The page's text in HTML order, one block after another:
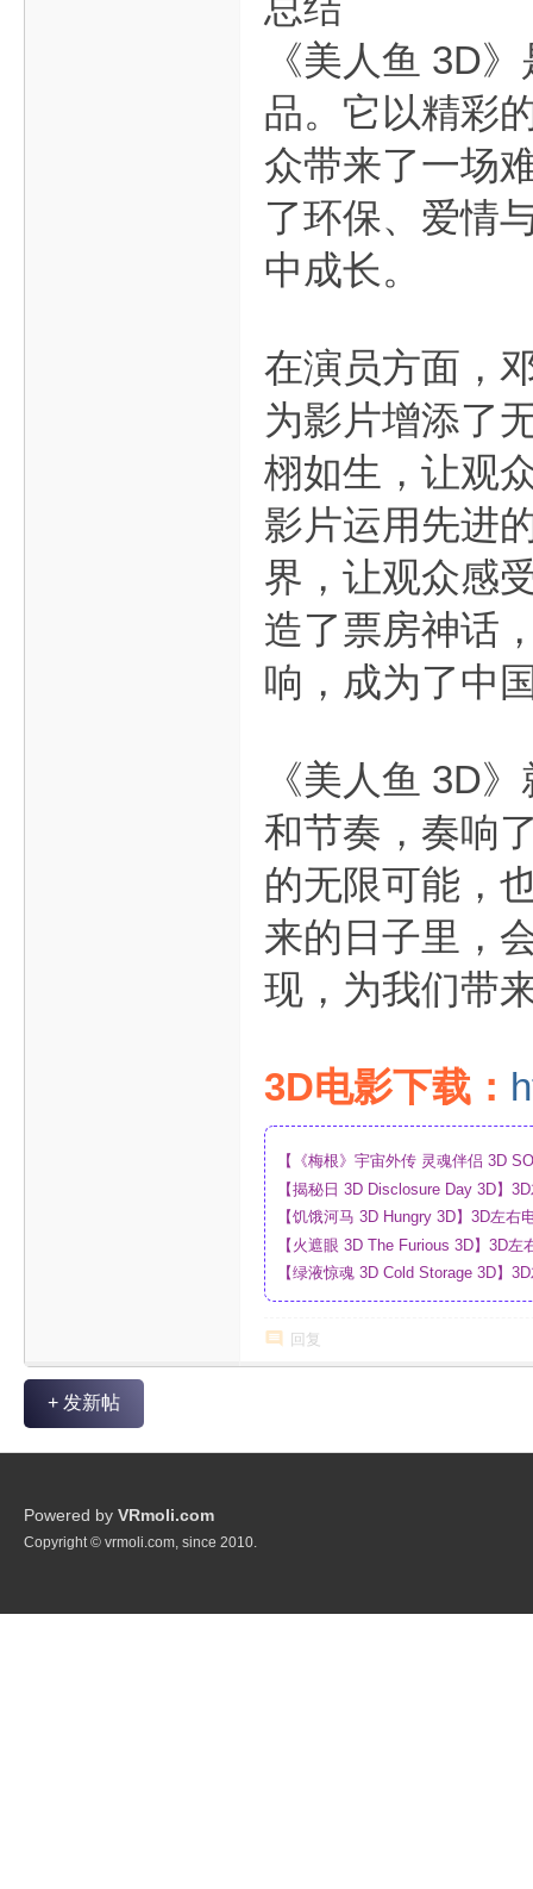
《美人鱼 3D
品。它以精彩
众带来了一场
了环保、爱情
中成长。
在演员方面，
为影片增添了
栩如生，让观
影片运用先进
界，让观众感
造了票房神话
响，成为了中
《美人鱼 3D
和节奏，奏响
的无限可能，
来的日子里，
现，为我们带
3D电影下载：
【《梅根》宇宙外传 灵魂伴侣 3D
_4K_高清蓝光压制_网盘
【揭秘日 3D Disclosure Day 3D】
制_网盘
【饥饿河马 3D Hungry 3D】3D左
【火遮眼 3D The Furious 3D】3D
网盘
【绿液惊魂 3D Cold Storage 3D】
回复
+ 发新帖
Powered by VRmoli.com
Copyright © vrmoli.com, since 2010.